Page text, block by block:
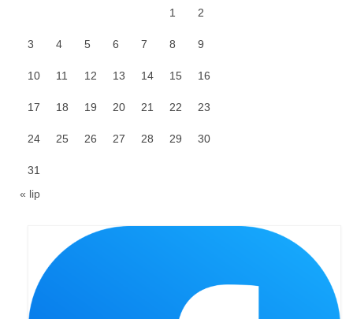
Zakończenie oktawy 2023
1 2
3 4 5 6 7 8 9
10 11 12 13 14 15 16
17 18 19 20 21 22 23
24 25 26 27 28 29 30
31
« lip